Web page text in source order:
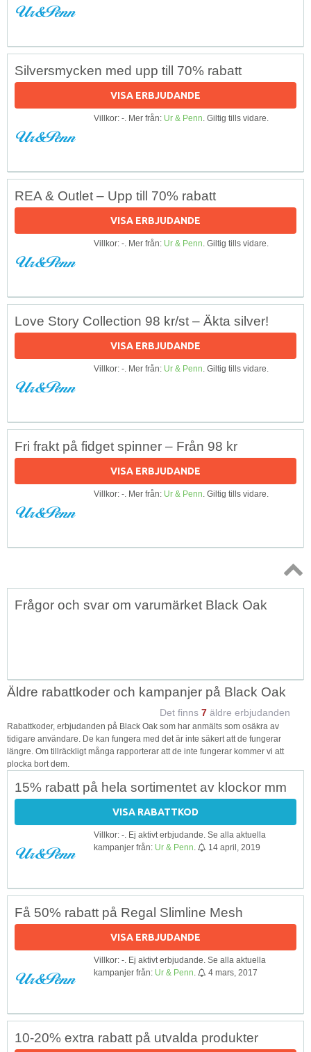
Silversmycken med upp till 70% rabatt
VISA ERBJUDANDE
Villkor: -. Mer från: Ur & Penn. Giltig tills vidare.
REA & Outlet – Upp till 70% rabatt
VISA ERBJUDANDE
Villkor: -. Mer från: Ur & Penn. Giltig tills vidare.
Love Story Collection 98 kr/st – Äkta silver!
VISA ERBJUDANDE
Villkor: -. Mer från: Ur & Penn. Giltig tills vidare.
Fri frakt på fidget spinner – Från 98 kr
VISA ERBJUDANDE
Villkor: -. Mer från: Ur & Penn. Giltig tills vidare.
Topp
Frågor och svar om varumärket Black Oak
Äldre rabattkoder och kampanjer på Black Oak
Det finns 7 äldre erbjudanden
Rabattkoder, erbjudanden på Black Oak som har anmälts som osäkra av
tidigare användare. De kan fungera med det är inte säkert att de fungerar
längre. Om tillräckligt många rapporterar att de inte fungerar kommer vi att
plocka bort dem.
15% rabatt på hela sortimentet av klockor mm
VISA RABATTKOD
Villkor: -. Ej aktivt erbjudande. Se alla aktuella
kampanjer från: Ur & Penn 14 april, 2019
Få 50% rabatt på Regal Slimline Mesh
VISA ERBJUDANDE
Villkor: -. Ej aktivt erbjudande. Se alla aktuella
kampanjer från: Ur & Penn 4 mars, 2017
10-20% extra rabatt på utvalda produkter